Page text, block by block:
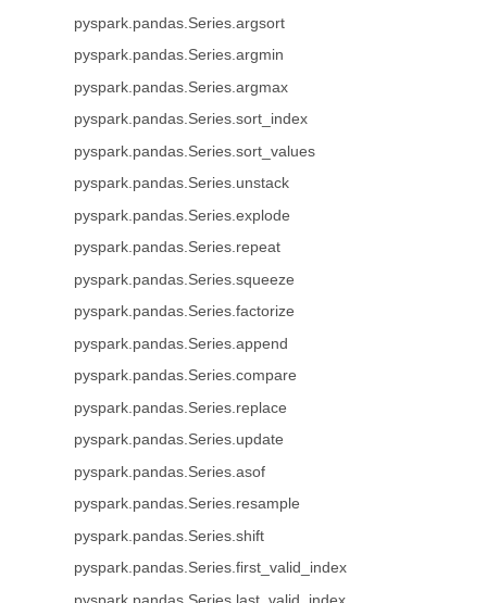
pyspark.pandas.Series.argsort
pyspark.pandas.Series.argmin
pyspark.pandas.Series.argmax
pyspark.pandas.Series.sort_index
pyspark.pandas.Series.sort_values
pyspark.pandas.Series.unstack
pyspark.pandas.Series.explode
pyspark.pandas.Series.repeat
pyspark.pandas.Series.squeeze
pyspark.pandas.Series.factorize
pyspark.pandas.Series.append
pyspark.pandas.Series.compare
pyspark.pandas.Series.replace
pyspark.pandas.Series.update
pyspark.pandas.Series.asof
pyspark.pandas.Series.resample
pyspark.pandas.Series.shift
pyspark.pandas.Series.first_valid_index
pyspark.pandas.Series.last_valid_index